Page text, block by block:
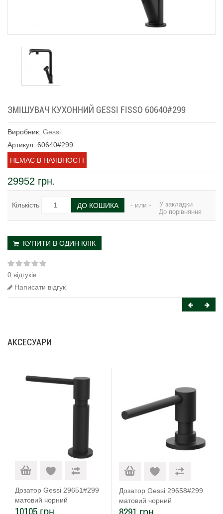
ЗМІШУВАЧ КУХОННИЙ GESSI FISSO 60640#299
Виробник: Gessi
Артикул: 60640#299
НЕМАЄ В НАЯВНОСТІ
29952 грн.
Кількість ДО КОШИКА - или -
У закладки
До порівняння
КУПИТИ В ОДИН КЛІК
0 відгуків
Написати відгук
АКСЕСУАРИ
Дозатор Gessi 29651#299
матовий чорний
10105 грн.
Дозатор Gessi 29658#299
матовий чорний